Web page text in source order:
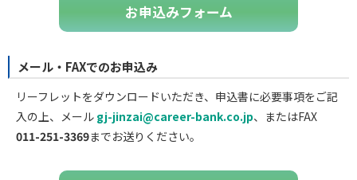
お申込みフォーム
メール・FAXでのお申込み
リーフレットをダウンロードいただき、申込書に必要事項をご記
入の上、メール gj-jinzai@career-bank.co.jp、またはFAX
011-251-3369までお送りください。